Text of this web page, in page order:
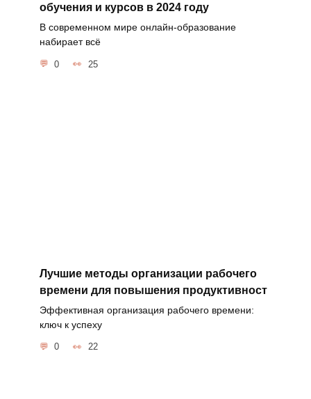
обучения и курсов в 2024 году
В современном мире онлайн-образование
набирает всё
0 25
Лучшие методы организации рабочего
времени для повышения продуктивност
Эффективная организация рабочего времени:
ключ к успеху
0 22